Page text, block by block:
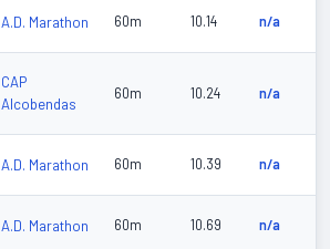
A.D. Marathon 60m 10.14 n/a
CAP
Alcobendas
60m 10.24 n/a
A.D. Marathon 60m 10.39 n/a
A.D. Marathon 60m 10.69 n/a